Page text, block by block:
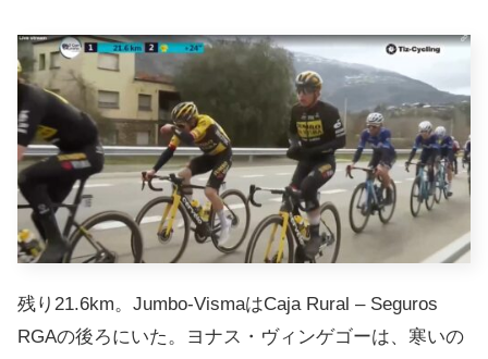
残り21.6km。Jumbo-VismaはCaja Rural – Seguros
RGAの後ろにいた。ヨナス・ヴィンゲゴーは、寒いの